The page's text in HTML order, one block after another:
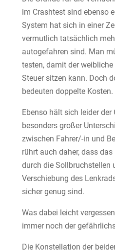
im Crashtest sind ebenso
System hat sich in einer
vermutlich tatsächlich
autogefahren sind. Man
testen, damit der
Steuer sitzen kann. Doch
bedeuten doppelte Kosten.
Ebenso hält sich leider der
besonders großer
zwischen Fahrer/-in und
rührt auch daher, dass
durch die Sollbruchstellen
Verschiebung des
sicher genug sind.
Was dabei leicht
immer noch der
Die Konstellation der